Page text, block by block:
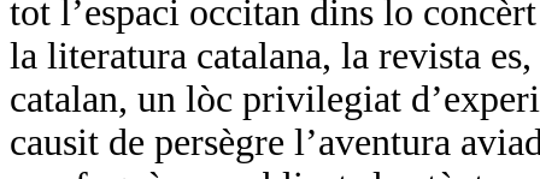
tot l’espaci occitan dins lo
la literatura catalana, la revista
catalan, un lòc privilegiat
causit de persègre l’aventura